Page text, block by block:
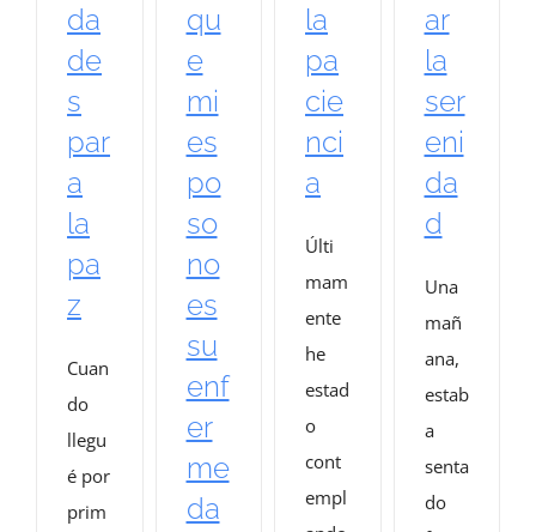
da
de
s
par
a
la
pa
z
Cuan
do
llegu
é por
prim
qu
e
mi
es
po
so
no
es
su
enf
er
me
da
la
pa
cie
nci
a
Últi
mam
ente
he
estad
o
cont
empl
ar
la
ser
eni
da
d
Una
mañ
ana,
estab
a
senta
do